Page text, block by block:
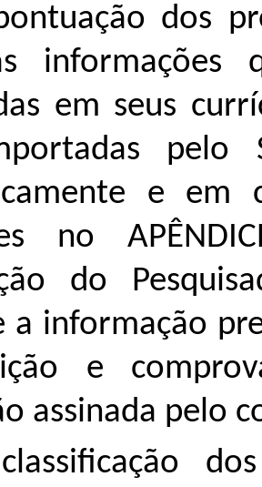
dos
informações
em seus
pelo
e em
no
do
a informação
e
assinada pelo